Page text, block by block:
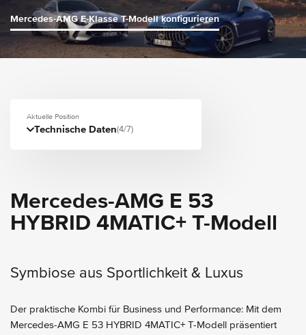
Mercedes-AMG E-Klasse T-Modell konfigurieren
Aktuelle Position
Technische Daten(4/7)
Mercedes-AMG E 53
HYBRID 4MATIC+ T-Modell
Symbiose aus Sportlichkeit & Luxus
Der praktische Kombi für Business und Performance: Mit dem
Mercedes-AMG E 53 HYBRID 4MATIC+ T-Modell präsentiert